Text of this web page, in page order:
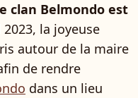
clan Belmondo est
2023, la joyeuse
autour de la maire
de rendre
dans un lieu